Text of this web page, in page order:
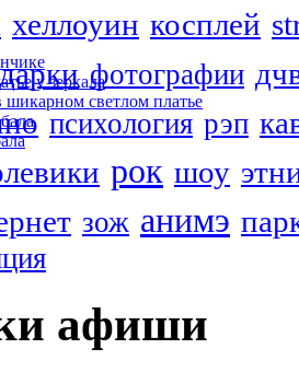
хеллоуин косплей
фотографии
психология рэп
рок шоу
зож анимэ
афиши